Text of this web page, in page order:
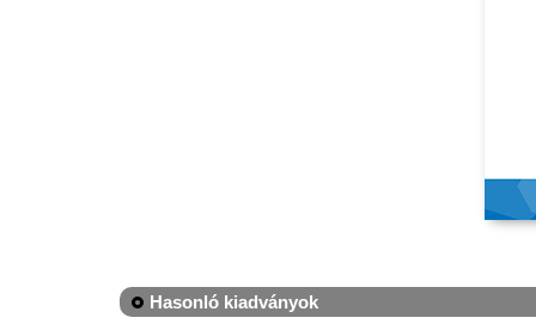
Hasonló kiadványok